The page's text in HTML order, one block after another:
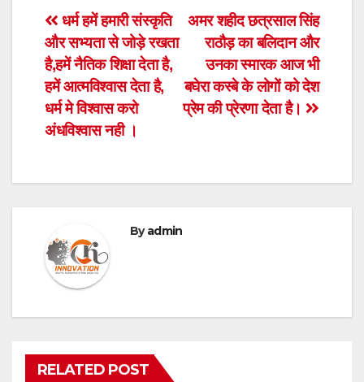
Post
navigation
अमर शहीद छत्रसाल सिंह
राठौड़ का बलिदान और
उनका स्मारक आज भी
बघेरा कस्बे के लोगों को देश
प्रेम की प्रेरणा देता है।
धर्म हमें हमारी संस्कृति
और सभ्यता से जोड़े रखता
है,हमें नैतिक शिक्षा देता है,
हमें आत्मविश्वास देता है,
धर्म मे विश्वास करो
अंधविश्वास नही ।
Byadmin
RELATED POST